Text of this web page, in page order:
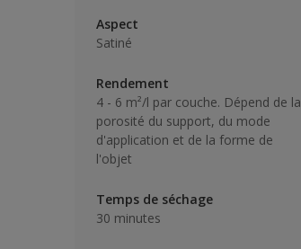
Aspect
Satiné
Rendement
4 - 6 m²/l par couche. Dépend de la
porosité du support, du mode
d'application et de la forme de
l'objet
Temps de séchage
30 minutes